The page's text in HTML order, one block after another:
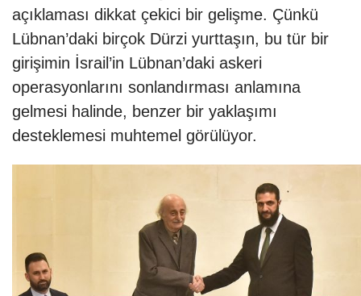
açıklaması dikkat çekici bir gelişme. Çünkü
Lübnan’daki birçok Dürzi yurttaşın, bu tür bir
girişimin İsrail’in Lübnan’daki askeri
operasyonlarını sonlandırması anlamına
gelmesi halinde, benzer bir yaklaşımı
desteklemesi muhtemel görülüyor.